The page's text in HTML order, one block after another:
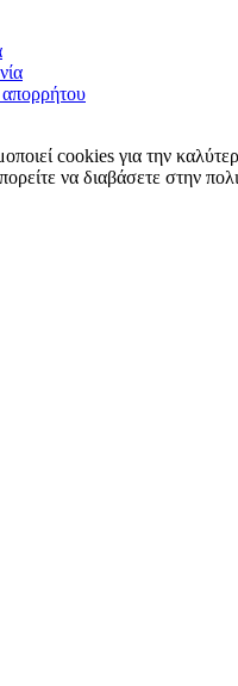
απορρήτου
cookies για την
να διαβάσετε στην